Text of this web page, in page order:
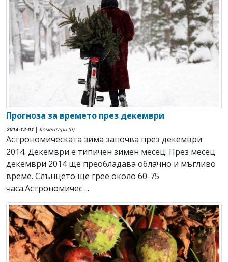
Прогноза за времето през декември
2014-12-01 | Коментари (0)
Астрономическата зима започва през декември
2014. Декември е типичен зимен месец. През месец
декември 2014 ще преобладава облачно и мъгливо
време. Слънцето ще грее около 60-75
часа.Астрономичес ...